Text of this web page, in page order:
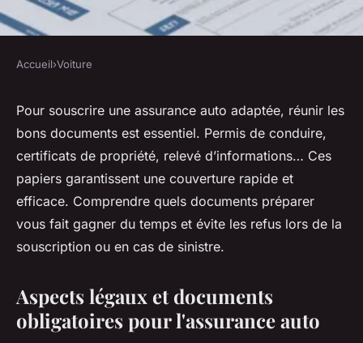
Les documents indispensables
pour votre assurance auto
Pauline• 26 août 2025• 4 min de lecture
Accueil›Voiture
Pour souscrire une assurance auto adaptée, réunir les
bons documents est essentiel. Permis de conduire,
certificats de propriété, relevé d’informations… Ces
papiers garantissent une couverture rapide et
efficace. Comprendre quels documents préparer
vous fait gagner du temps et évite les refus lors de la
souscription ou en cas de sinistre.
Aspects légaux et documents
obligatoires pour l'assurance auto